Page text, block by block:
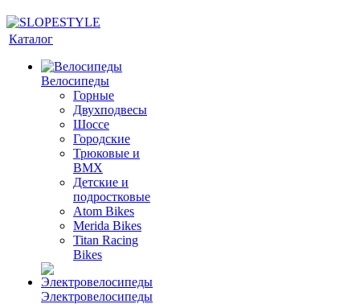
Каталог
Велосипеды
Горные
Двухподвесы
Шоссе
Городские
Трюковые и
BMX
Детские и
подростковые
Atom Bikes
Merida Bikes
Titan Racing
Bikes
Электровелосипеды